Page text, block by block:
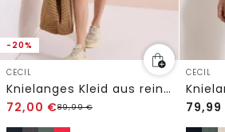
-20%
CECIL
Knielanges Kleid aus reinem Leinen
72,00 €89,99€
CECIL
79,99